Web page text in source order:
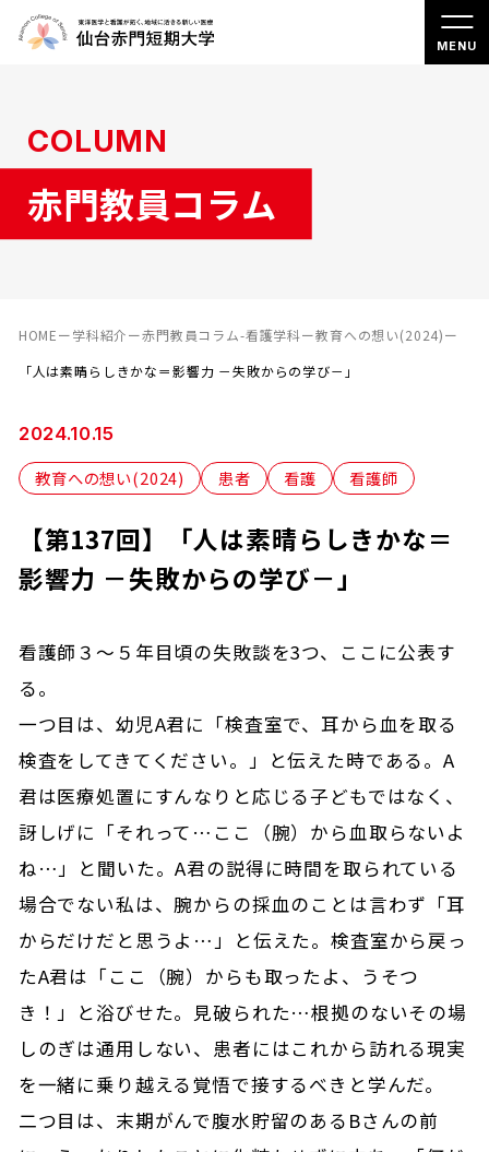
COLUMN
赤門教員コラム
HOMEー学科紹介ー赤門教員コラム-看護学科ー教育への想い(2024)ー
「人は素晴らしきかな＝影響力 －失敗からの学び－」
2024.10.15
教育への想い(2024) 患者 看護 看護師
【第137回】「人は素晴らしきかな＝
影響力 －失敗からの学び－」
看護師３～５年目頃の失敗談を3つ、ここに公表す
る。
一つ目は、幼児A君に「検査室で、耳から血を取る
検査をしてきてください。」と伝えた時である。A
君は医療処置にすんなりと応じる子どもではなく、
訝しげに「それって…ここ（腕）から血取らないよ
ね…」と聞いた。A君の説得に時間を取られている
場合でない私は、腕からの採血のことは言わず「耳
からだけだと思うよ…」と伝えた。検査室から戻っ
たA君は「ここ（腕）からも取ったよ、うそつ
き！」と浴びせた。見破られた…根拠のないその場
しのぎは通用しない、患者にはこれから訪れる現実
を一緒に乗り越える覚悟で接するべきと学んだ。
二つ目は、末期がんで腹水貯留のあるBさんの前